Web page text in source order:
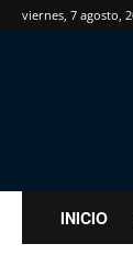
viernes, 7 agosto,
INICIO